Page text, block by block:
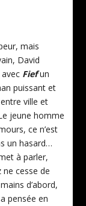
mais
David
Fiefun
puissant et
ville et
jeune homme
ce n’est
un hasard…
à parler,
ne cesse de
d’abord,
pensée en